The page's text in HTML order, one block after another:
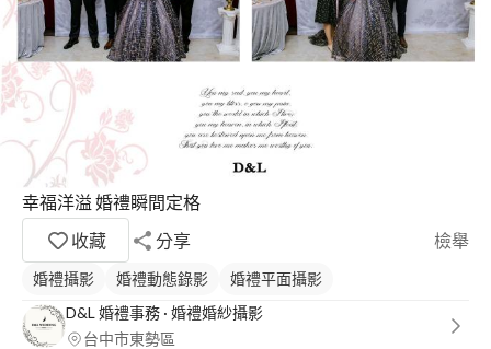
幸福洋溢 婚禮瞬間定格
收藏
分享 檢舉
婚禮攝影 婚禮動態錄影
婚禮平面攝影
D&L 婚禮事務 · 婚禮婚紗攝影
台中市東勢區